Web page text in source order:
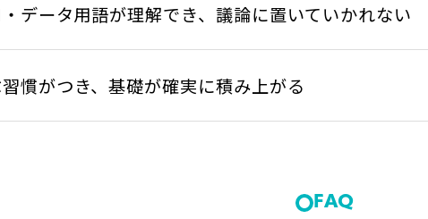
データ用語が理解でき、議論に置いていかれない
慣がつき、基礎が確実に積み上がる
FAQ